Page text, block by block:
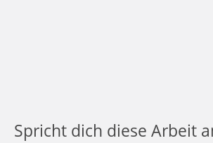
Spricht dich diese Arbeit